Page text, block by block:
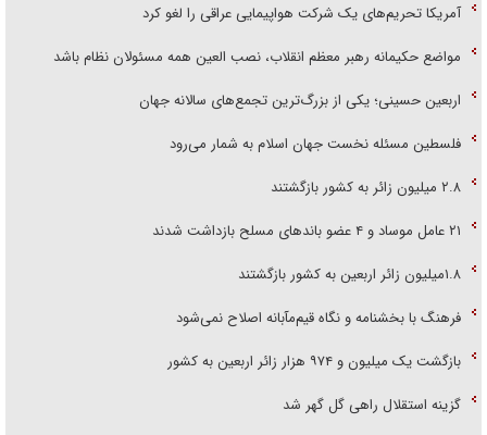
آمریکا تحریم‌های یک شرکت هواپیمایی عراقی را لغو کرد
مواضع حکیمانه رهبر معظم انقلاب، نصب العین همه مسئولان نظام باشد
اربعین حسینی؛ یکی از بزرگ‌ترین تجمع‌های سالانه جهان
فلسطین مسئله نخست جهان اسلام به شمار می‌رود
۲.۸ میلیون زائر به کشور بازگشتند
۲۱ عامل موساد و ۴ عضو باند‌های مسلح بازداشت شدند
۱.۸میلیون زائر اربعین به کشور بازگشتند
فرهنگ با بخشنامه و نگاه قیم‌مآبانه اصلاح نمی‌شود
بازگشت یک میلیون و ۹۷۴ هزار زائر اربعین به کشور
گزینه استقلال راهی گل گهر شد